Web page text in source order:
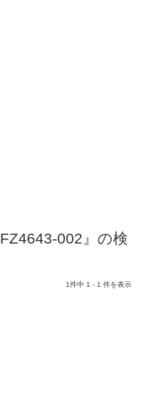
002』の検
1件中 1 - 1 件を表示